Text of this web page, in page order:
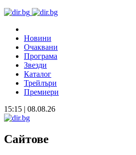
Новини
Очаквани
Програма
Звезди
Каталог
Трейлъри
Премиери
15:15 | 08.08.26
Сайтове